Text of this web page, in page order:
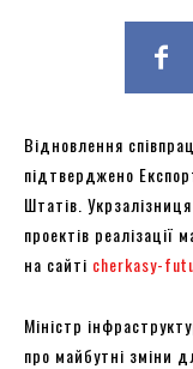
Відновлення
підтверджено
Штатів.
проектів реалізації
на сайті cherkasy-
Міністр
про майбутні зміни